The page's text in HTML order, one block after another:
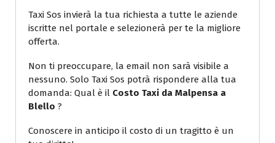
Taxi Sos invierà la tua richiesta a tutte le aziende
iscritte nel portale e selezionerà per te la migliore
offerta.
Non ti preoccupare, la email non sarà visibile a
nessuno. Solo Taxi Sos potrà rispondere alla tua
domanda: Qual è il Costo Taxi da Malpensa a
Blello ?
Conoscere in anticipo il costo di un tragitto è un